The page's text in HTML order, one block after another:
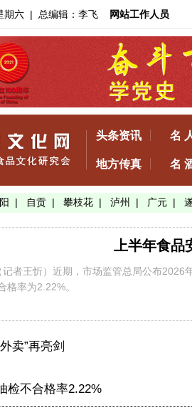
期六 | 总编辑：李飞 网站工作人员
头条资讯 名
地方传真 名
| 自贡 | 攀枝花 | 泸州 | 广元 |
上半年食品
者王忻）近期，市场监管总局公布
格率为2.22%。
卖”再亮剑
检不合格率2.22%